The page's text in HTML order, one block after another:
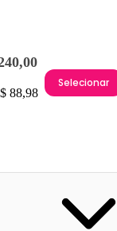
88,98
Selecionar